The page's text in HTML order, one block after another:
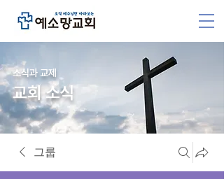
소식과 교제
교회 소식
그룹